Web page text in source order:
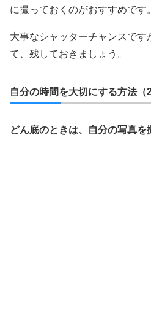
に撮っておくのがおすすめです。
大事なシャッターチャンスです
て、残しておきましょう。
自分の時間を大切にする方法（
どん底のときは、自分の写真を